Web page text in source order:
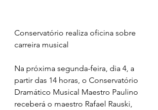
Conservatório realiza oficina sobre
carreira musical
Na próxima segunda-feira, dia 4, a
partir das 14 horas, o Conservatório
Dramático Musical Maestro Paulino
receberá o maestro Rafael Rauski,